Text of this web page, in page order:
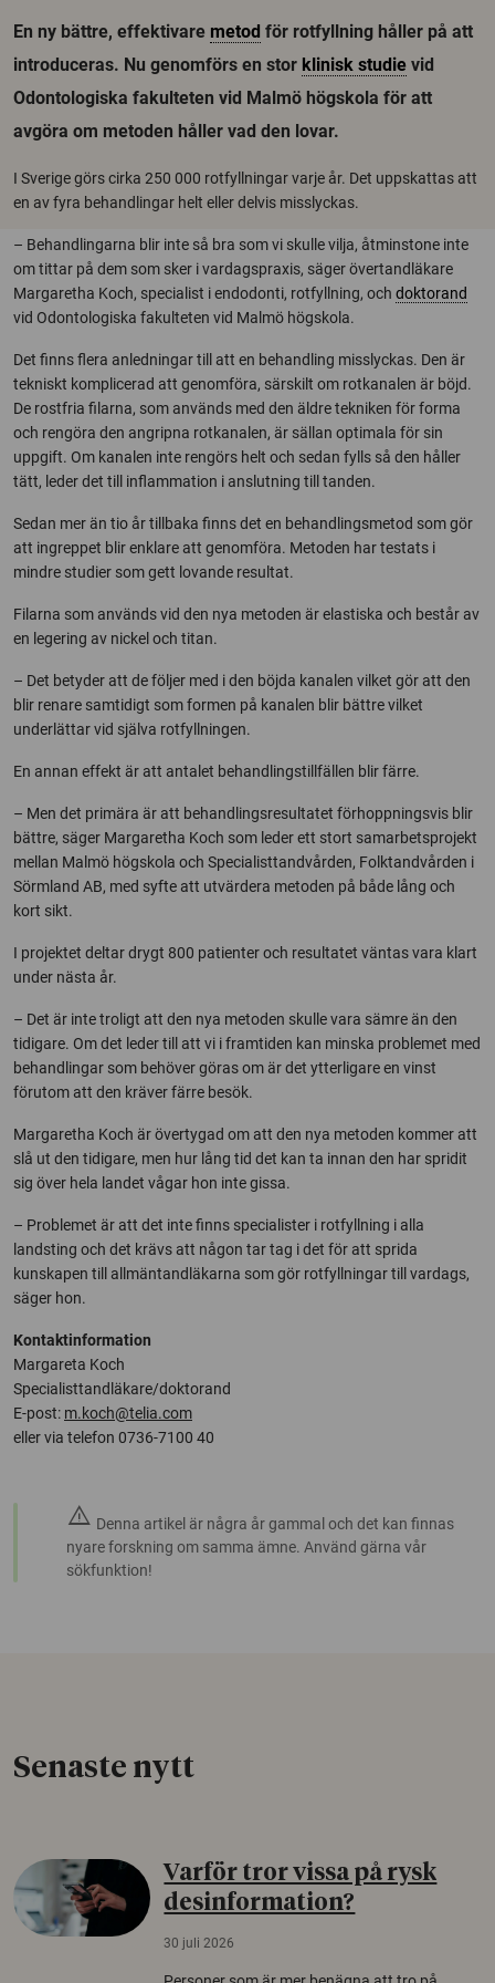
En ny bättre, effektivare metod för rotfyllning håller på att
introduceras. Nu genomförs en stor klinisk studie vid
Odontologiska fakulteten vid Malmö högskola för att
avgöra om metoden håller vad den lovar.
I Sverige görs cirka 250 000 rotfyllningar varje år. Det uppskattas att
en av fyra behandlingar helt eller delvis misslyckas.
– Behandlingarna blir inte så bra som vi skulle vilja, åtminstone inte
om tittar på dem som sker i vardagspraxis, säger övertandläkare
Margaretha Koch, specialist i endodonti, rotfyllning, och doktorand
vid Odontologiska fakulteten vid Malmö högskola.
Det finns flera anledningar till att en behandling misslyckas. Den är
tekniskt komplicerad att genomföra, särskilt om rotkanalen är böjd.
De rostfria filarna, som används med den äldre tekniken för forma
och rengöra den angripna rotkanalen, är sällan optimala för sin
uppgift. Om kanalen inte rengörs helt och sedan fylls så den håller
tätt, leder det till inflammation i anslutning till tanden.
Sedan mer än tio år tillbaka finns det en behandlingsmetod som gör
att ingreppet blir enklare att genomföra. Metoden har testats i
mindre studier som gett lovande resultat.
Filarna som används vid den nya metoden är elastiska och består av
en legering av nickel och titan.
– Det betyder att de följer med i den böjda kanalen vilket gör att den
blir renare samtidigt som formen på kanalen blir bättre vilket
underlättar vid själva rotfyllningen.
En annan effekt är att antalet behandlingstillfällen blir färre.
– Men det primära är att behandlingsresultatet förhoppningsvis blir
bättre, säger Margaretha Koch som leder ett stort samarbetsprojekt
mellan Malmö högskola och Specialisttandvården, Folktandvården i
Sörmland AB, med syfte att utvärdera metoden på både lång och
kort sikt.
I projektet deltar drygt 800 patienter och resultatet väntas vara klart
under nästa år.
– Det är inte troligt att den nya metoden skulle vara sämre än den
tidigare. Om det leder till att vi i framtiden kan minska problemet med
behandlingar som behöver göras om är det ytterligare en vinst
förutom att den kräver färre besök.
Margaretha Koch är övertygad om att den nya metoden kommer att
slå ut den tidigare, men hur lång tid det kan ta innan den har spridit
sig över hela landet vågar hon inte gissa.
– Problemet är att det inte finns specialister i rotfyllning i alla
landsting och det krävs att någon tar tag i det för att sprida
kunskapen till allmäntandläkarna som gör rotfyllningar till vardags,
säger hon.
Kontaktinformation
Margareta Koch
Specialisttandläkare/doktorand
E-post: m.koch@telia.com
eller via telefon 0736-7100 40
warning Denna artikel är några år gammal och det kan finnas
nyare forskning om samma ämne. Använd gärna vår
sökfunktion!
Senaste nytt
Varför tror vissa på rysk
desinformation?
30 juli 2026